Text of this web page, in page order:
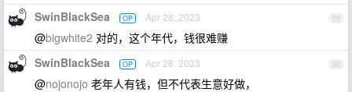
55
SwinBlackSea OP Apr 28, 2023
@bigwhite2 对的，这个年代，钱很难赚
56
SwinBlackSea OP Apr 28, 2023
@nojonojo 老年人有钱，但不代表生意好做，